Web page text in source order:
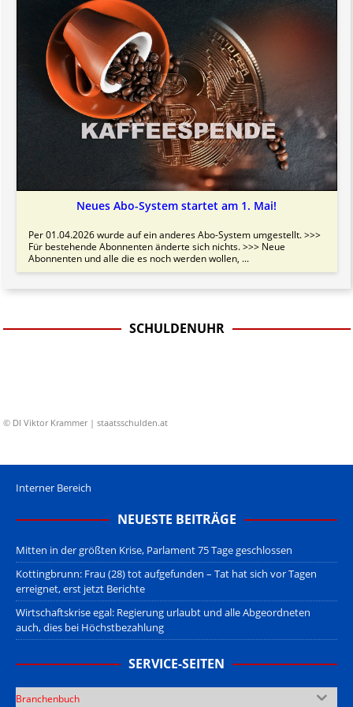
Bitte beachten Sie in dem Zusammenhang auch unsere AGB .
Neues Abo-System startet am 1. Mai!
Per 01.04.2026 wurde auf ein anderes Abo-System umgestellt. >>>
Für bestehende Abonnenten änderte sich nichts. >>> Neue
Abonnenten und alle die es noch werden wollen, ...
SCHULDENUHR
© DI Viktor Krammer | staatsschulden.at
Interner Bereich
NEUESTE BEITRÄGE
Mitten in der größten Krise, Parlament 75 Tage geschlossen
Kottingbrunn: Frau (28) tot aufgefunden – Tat hat sich vor Tagen
erreignet, erst jetzt Berichte
Wirtschaftskrise egal: Regierung urlaubt und alle Abgeordneten
auch, dies bei Höchstbezahlung
SERVICE-SEITEN
Branchenbuch